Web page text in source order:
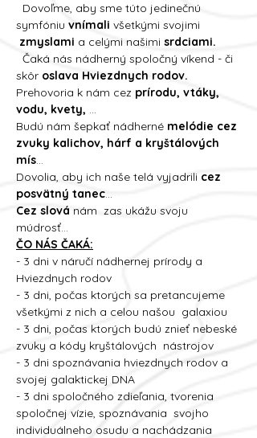
Dovoľme, aby sme túto jedinečnú
symfóniu vnímali všetkými svojimi
zmyslami a celými našimi srdciami.
Čaká nás nádherný spoločný víkend - či
skôr oslava Hviezdnych rodov.
Prehovoria k nám cez prírodu, vtáky,
vodu, kvety, ...
Budú nám šepkať nádherné melódie cez
zvuky kalichov, hárf a kryštálových
mís...
Dovolia, aby ich naše telá vyjadrili cez
posvätný tanec...
Cez slová nám  zas ukážu svoju
múdrosť...
ČO NÁS ČAKÁ:
- 3 dni v náručí nádhernej prírody a
Hviezdnych rodov
- 3 dni, počas ktorých sa pretancujeme
všetkými z nich a celou našou  galaxiou
- 3 dni, počas ktorých budú znieť nebeské
zvuky a kódy kryštálových  nástrojov
- 3 dni spoznávania hviezdnych rodov a
svojej galaktickej DNA
- 3 dni spoločného zdieľania, tvorenia
spoločnej vízie, spoznávania  svojho
individuálneho osudu a nachádzania